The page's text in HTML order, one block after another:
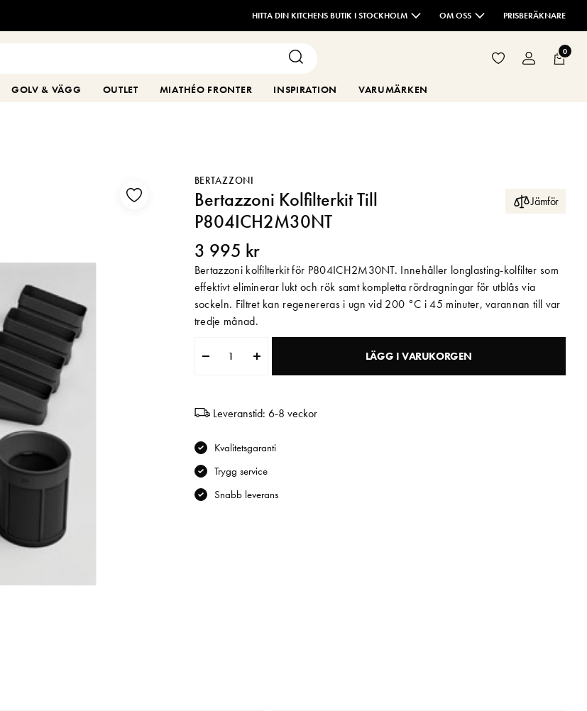
HITTA DIN KITCHENS BUTIK I STOCKHOLM OM OSS PRISBERÄKNARE
0
GOLV & VÄGG OUTLET MIATHÉO FRONTER INSPIRATION VARUMÄRKEN
BERTAZZONI
Bertazzoni Kolfilterkit Till
P804ICH2M30NT
Jämför
3 995 kr
Bertazzoni kolfilterkit för P804ICH2M30NT. Innehåller longlasting-kolfilter som
effektivt eliminerar lukt och rök samt kompletta rördragningar för utblås via
sockeln. Filtret kan regenereras i ugn vid 200 °C i 45 minuter, varannan till var
tredje månad.
LÄGG I VARUKORGEN
Leveranstid: 6-8 veckor
Kvalitetsgaranti
Trygg service
Snabb leverans